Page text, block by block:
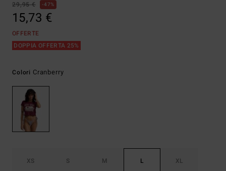
29,95 €
47%
15,73 €
OFFERTE
DOPPIA OFFERTA 25%
Colori Cranberry
XS S M L XL